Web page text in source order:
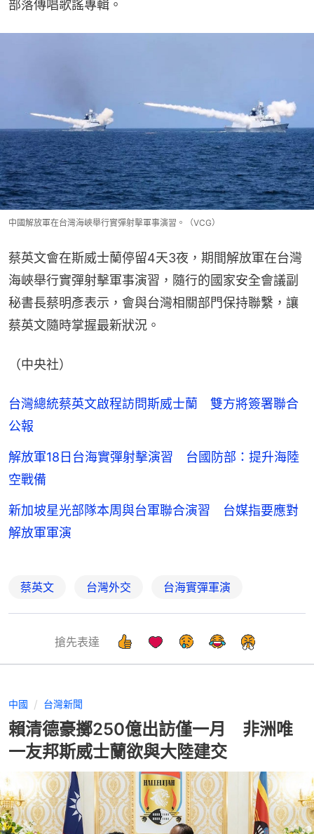
部落傳唱歌謠專輯。
中國解放軍在台灣海峽舉行實彈射擊軍事演習。（VCG）
蔡英文會在斯威士蘭停留4天3夜，期間解放軍在台灣
海峽舉行實彈射擊軍事演習，隨行的國家安全會議副
秘書長蔡明彥表示，會與台灣相關部門保持聯繫，讓
蔡英文隨時掌握最新狀況。
（中央社）
台灣總統蔡英文啟程訪問斯威士蘭 雙方將簽署聯合
公報
解放軍18日台海實彈射擊演習 台國防部：提升海陸
空戰備
新加坡星光部隊本周與台軍聯合演習 台媒指要應對
解放軍軍演
蔡英文 台灣外交 台海實彈軍演
搶先表達
中國 台灣新聞
賴清德豪擲250億出訪僅一月 非洲唯
一友邦斯威士蘭欲與大陸建交